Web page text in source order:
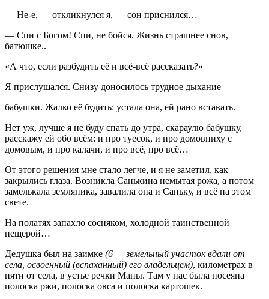
— Не-е, — откликнулся я, — сон приснился…
— Спи с Богом! Спи, не бойся. Жизнь страшнее снов,
батюшке..
«А что, если разбудить её и всё-всё рассказать?»
Я прислушался. Снизу доносилось трудное дыхание
бабушки. Жалко её будить: устала она, ей рано вставать.
Нет уж, лучше я не буду спать до утра, скараулю бабушку,
расскажу ей обо всём: и про туесок, и про домовниху с
домовым, и про калачи, и про всё, про всё…
От этого решения мне стало легче, и я не заметил, как
закрылись глаза. Возникла Санькина немытая рожа, а потом
замелькала земляника, завалила она и Саньку, и всё на этом
свете.
На полатях запахло сосняком, холодной таинственной
пещерой…
Дедушка был на заимке (6 — земельный участок вдали от
села, освоенный (вспаханный) его владельцем), километрах в
пяти от села, в устье речки Маны. Там у нас была посеяна
полоска ржи, полоска овса и полоска картошек.